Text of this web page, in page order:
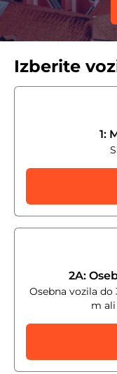
Izberite
1:
2A:
Osebna vozila do
m